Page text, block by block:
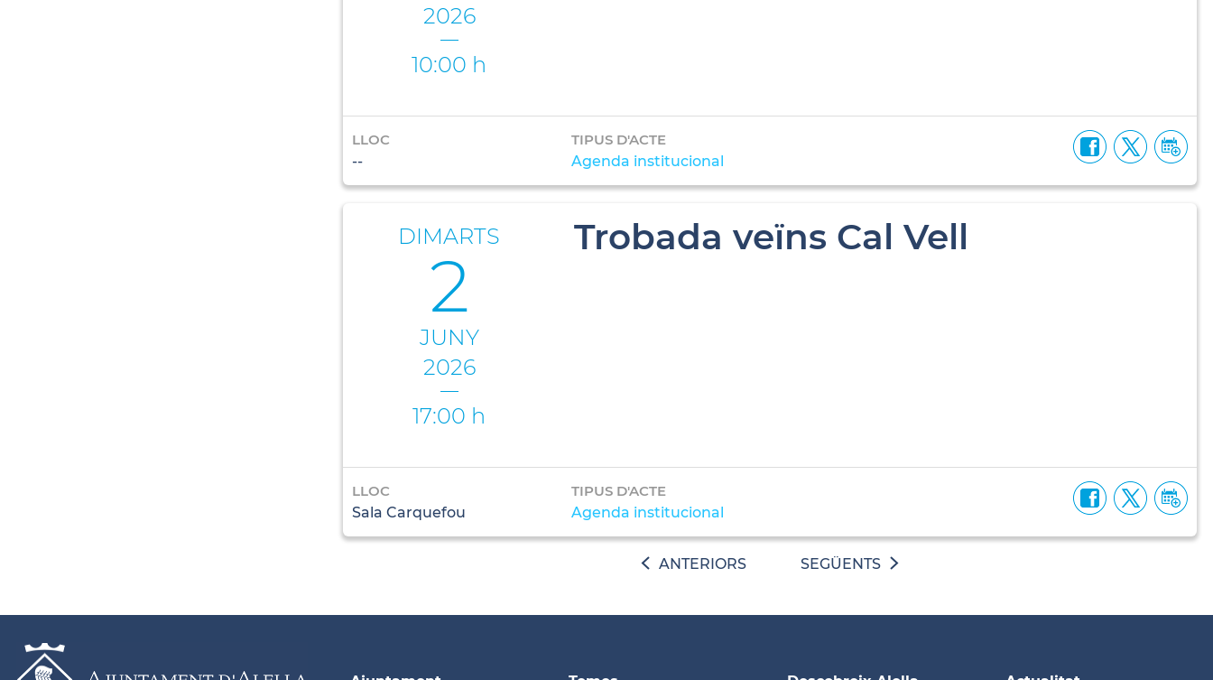
2026
10:00 h
LLOC
--
TIPUS D'ACTE
Agenda institucional
DIMARTS
2
JUNY
2026
17:00 h
Trobada veïns Cal Vell
LLOC
Sala Carquefou
TIPUS D'ACTE
Agenda institucional
ANTERIORS SEGÜENTS